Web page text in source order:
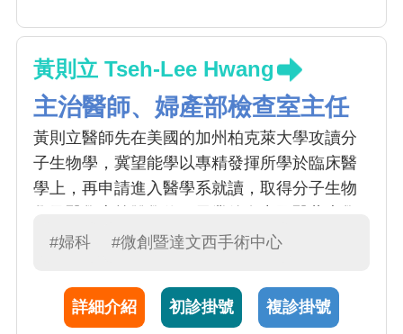
黃則立 Tseh-Lee Hwang
主治醫師、婦產部檢查室主任
黃則立醫師先在美國的加州柏克萊大學攻讀分
子生物學，冀望能學以專精發揮所學於臨床醫
學上，再申請進入醫學系就讀，取得分子生物
附設醫院接受完整婦產科專科醫師訓練。
#婦科 #微創暨達文西手術中心
詳細介紹 初診掛號 複診掛號